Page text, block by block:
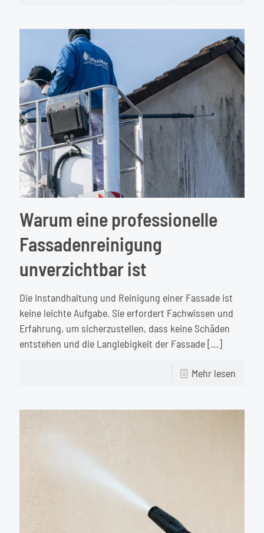
von
GmbH
Warum eine professionelle
Fassadenreinigung
unverzichtbar ist
Die Instandhaltung und Reinigung einer Fassade ist
keine leichte Aufgabe. Sie erfordert Fachwissen und
Erfahrung, um sicherzustellen, dass keine Schäden
entstehen und die Langlebigkeit der Fassade[…]
Mehr lesen
eine